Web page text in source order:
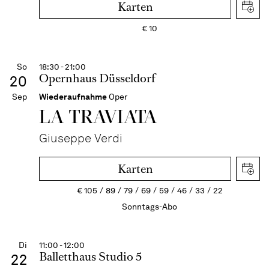
Karten
€10
So
20
Sep
18:30 - 21:00
Opernhaus Düsseldorf
WiederaufnahmeOper
LA TRAVI­ATA
Giuseppe Verdi
Karten
€105 89 79 69 59 46 33
22
Sonntags-Abo
Di
22
11:00 - 12:00
Balletthaus Studio 5